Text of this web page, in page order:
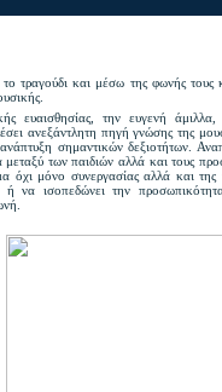
τραγούδι και μέσω της φωνής τους
ευαισθησίας, την ευγενή
ανεξάντλητη πηγή γνώσης της
σημαντικών δεξιοτήτων.
των παιδιών αλλά και τους
μόνο συνεργασίας αλλά και της
ή να ισοπεδώνει την